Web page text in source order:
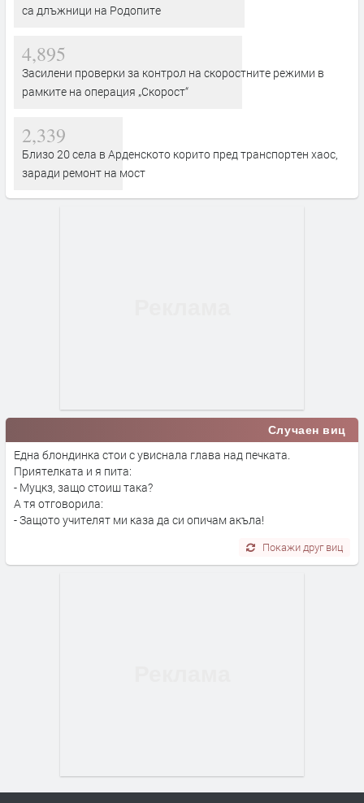
са длъжници на Родопите
4,895
Засилени проверки за контрол на скоростните режими в
рамките на операция „Скорост“
2,339
Близо 20 села в Арденското корито пред транспортен хаос,
заради ремонт на мост
Случаен виц
Една блондинка стои с увиснала глава над печката.
Приятелката и я пита:
- Муцкз, защо стоиш така?
А тя отговорила:
- Защото учителят ми каза да си опичам акъла!
Покажи друг виц